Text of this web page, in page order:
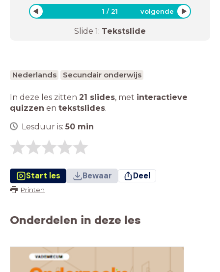
1 /21 volgende
Slide 1: Tekstslide
Nederlands Secundair onderwijs
In deze les zitten 21 slides, met interactieve
quizzen en tekstslides.
Lesduur is: 50 min
Start les Bewaar Deel
Printen
Onderdelen in deze les